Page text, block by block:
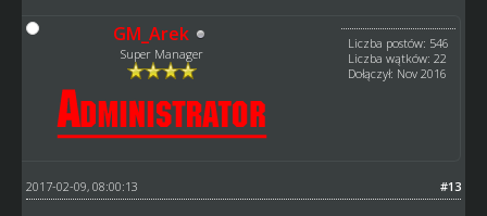
GM_Arek
Super Manager
Liczba postów: 546
Liczba wątków: 22
Dołączył: Nov 2016
#13
2017-02-09, 08:00:13